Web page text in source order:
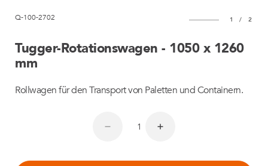
Q-100-2702 1 / 2
Tugger-Rotationswagen - 1050 x 1260
mm
Rollwagen für den Transport von Paletten und Containern.